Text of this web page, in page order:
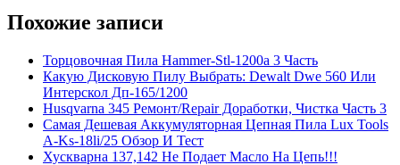
Похожие записи
Торцовочная Пила Hammer-Stl-1200a 3 Часть
Какую Дисковую Пилу Выбрать: Dewalt Dwe 560 Или
Интерскол Дп-165/1200
Husqvarna 345 Ремонт/Repair Доработки, Чистка Часть 3
Самая Дешевая Аккумуляторная Цепная Пила Lux Tools
A-Ks-18li/25 Обзор И Тест
Хускварна 137,142 Не Подает Масло На Цепь!!!